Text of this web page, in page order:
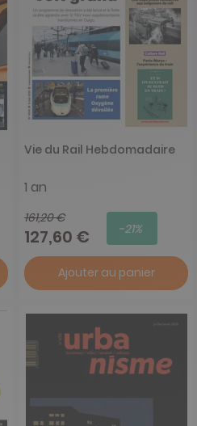
Vie du Rail Hebdomadaire
1 an
161,20 €
127,60 € -21%
Ajouter au panier